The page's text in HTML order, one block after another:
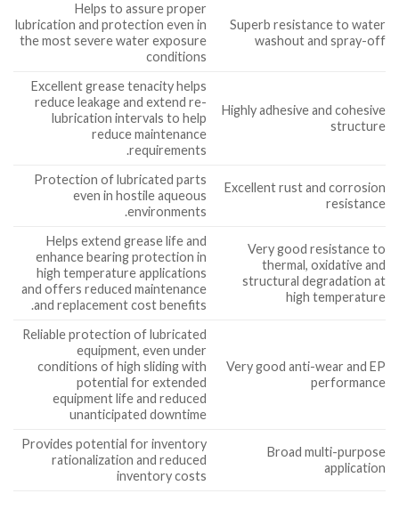
Superb resistance to water
washout and spray-off
Helps to assure proper
lubrication and protection even in
the most severe water exposure
conditions
Highly adhesive and cohesive
structure
Excellent grease tenacity helps
reduce leakage and extend re-
lubrication intervals to help
reduce maintenance
requirements.
Excellent rust and corrosion
resistance
Protection of lubricated parts
even in hostile aqueous
environments.
Very good resistance to
thermal, oxidative and
structural degradation at
high temperature
Helps extend grease life and
enhance bearing protection in
high temperature applications
and offers reduced maintenance
and replacement cost benefits.
Very good anti-wear and EP
performance
Reliable protection of lubricated
equipment, even under
conditions of high sliding with
potential for extended
equipment life and reduced
unanticipated downtime
Broad multi-purpose
application
Provides potential for inventory
rationalization and reduced
inventory costs